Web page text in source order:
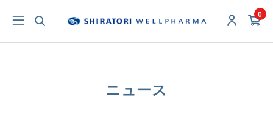
0
ニュース